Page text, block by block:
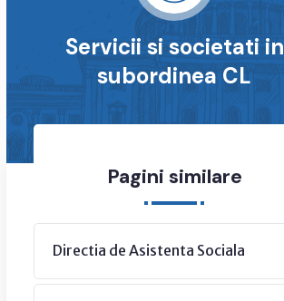
Servicii si societati in
subordinea CL
Pagini similare
Directia de Asistenta Sociala